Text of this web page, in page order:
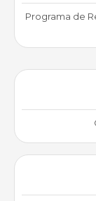
Programa de